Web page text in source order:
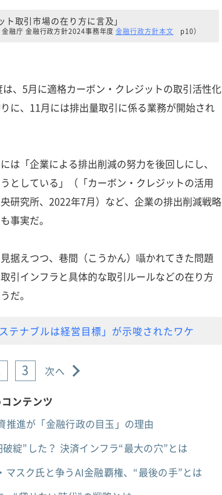
ト取引市場の在り方に言及」
金融庁 金融行政方針2024事務年度金融行政方針本文 p10）
、5月に適格カーボン・クレジットの取引活性化
に、11月には排出量取引に係る業務が開始され
「企業による排出削減の努力を後回しにし、
としている」（「カーボン・クレジットの活用
研究所、2022年7月）など、企業の排出削減戦略
事実だ。
据えつつ、巷間（こうかん）囁かれてきた問題
引インフラと具体的な取引ルールなどの在り方
だ。
テナブルは経営目標」が示唆されたワケ
3 次へ
ンテンツ
進が「金融行政の目玉」の理由
綻”した？ 決済インフラ“最大の穴”とは
スク氏と争うAI金融覇権、“最後の手”とは